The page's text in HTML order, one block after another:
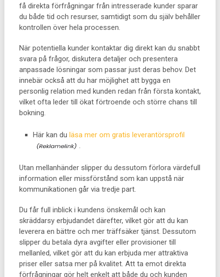
få direkta förfrågningar från intresserade kunder sparar
du både tid och resurser, samtidigt som du själv behåller
kontrollen över hela processen.
När potentiella kunder kontaktar dig direkt kan du snabbt
svara på frågor, diskutera detaljer och presentera
anpassade lösningar som passar just deras behov. Det
innebär också att du har möjlighet att bygga en
personlig relation med kunden redan från första kontakt,
vilket ofta leder till ökat förtroende och större chans till
bokning.
Här kan duläsa mer om gratis leverantörsprofil
Utan mellanhänder slipper du dessutom förlora värdefull
information eller missförstånd som kan uppstå när
kommunikationen går via tredje part.
Du får full inblick i kundens önskemål och kan
skräddarsy erbjudandet därefter, vilket gör att du kan
leverera en bättre och mer träffsäker tjänst. Dessutom
slipper du betala dyra avgifter eller provisioner till
mellanled, vilket gör att du kan erbjuda mer attraktiva
priser eller satsa mer på kvalitet. Att ta emot direkta
förfrågningar gör helt enkelt att både du och kunden